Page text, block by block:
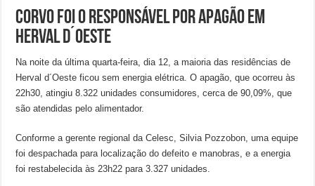
Corvo foi o responsável por apagão em
Herval d´Oeste
Na noite da última quarta-feira, dia 12, a maioria das residências de
Herval d´Oeste ficou sem energia elétrica. O apagão, que ocorreu às
22h30, atingiu 8.322 unidades consumidores, cerca de 90,09%, que
são atendidas pelo alimentador.
Conforme a gerente regional da Celesc, Silvia Pozzobon, uma equipe
foi despachada para localização do defeito e manobras, e a energia
foi restabelecida às 23h22 para 3.327 unidades.